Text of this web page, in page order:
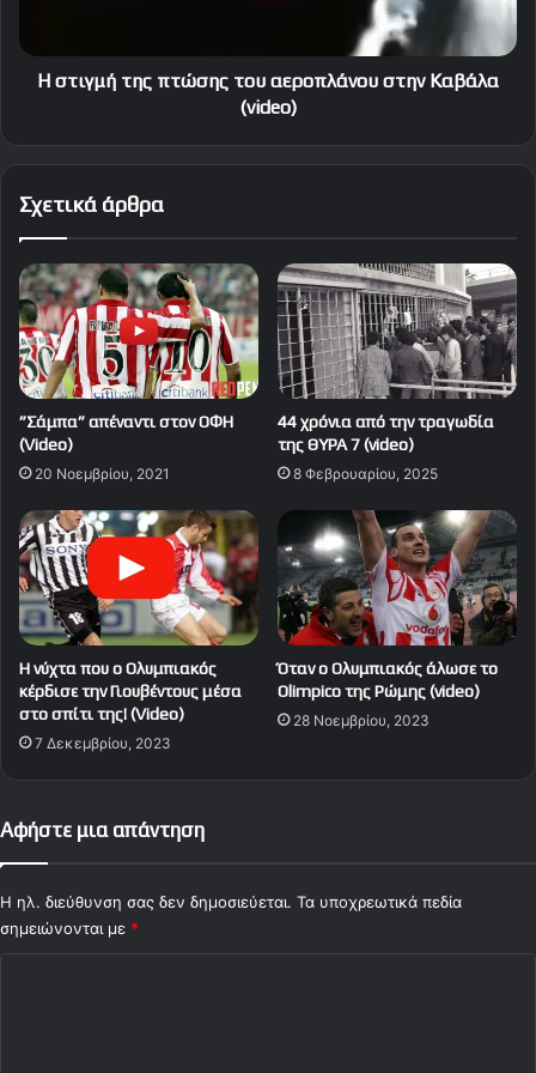
(video)
Η στιγμή της πτώσης του αεροπλάνου στην Καβάλα
(video)
Σχετικά άρθρα
”Σάμπα” απέναντι στον ΟΦΗ
(Video)
20 Νοεμβρίου, 2021
44 χρόνια από την τραγωδία
της ΘΥΡΑ 7 (video)
8 Φεβρουαρίου, 2025
Η νύχτα που ο Ολυμπιακός
κέρδισε την Γιουβέντους μέσα
στο σπίτι της! (Video)
7 Δεκεμβρίου, 2023
Όταν ο Ολυμπιακός άλωσε το
Οlimpico της Ρώμης (video)
28 Νοεμβρίου, 2023
Αφήστε μια απάντηση
Η ηλ. διεύθυνση σας δεν δημοσιεύεται. Τα υποχρεωτικά πεδία
σημειώνονται με *